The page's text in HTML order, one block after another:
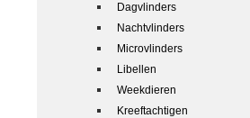
Dagvlinders
Nachtvlinders
Microvlinders
Libellen
Weekdieren
Kreeftachtigen